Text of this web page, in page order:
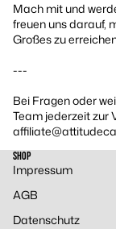
Mach mit und
freuen uns darauf,
Großes zu
---
Bei Fragen oder
Team jederzeit zur
SHOP
Impressum
AGB
Datenschutz